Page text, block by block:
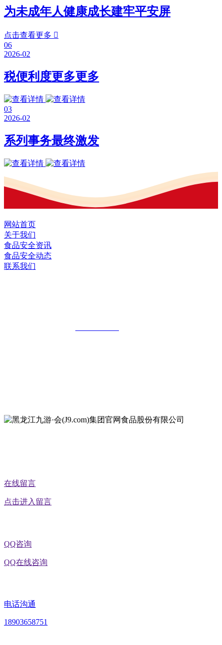
为未成年人健康成长建牢平安屏
点击查看更多 
06
2026-02
税便利度更多更多
03
2026-02
系列事务最终激发
网站首页
关于我们
食品安全资讯
食品安全动态
联系我们
在线留言
点击进入留言
QQ咨询
QQ在线咨询
电话沟通
18903658751